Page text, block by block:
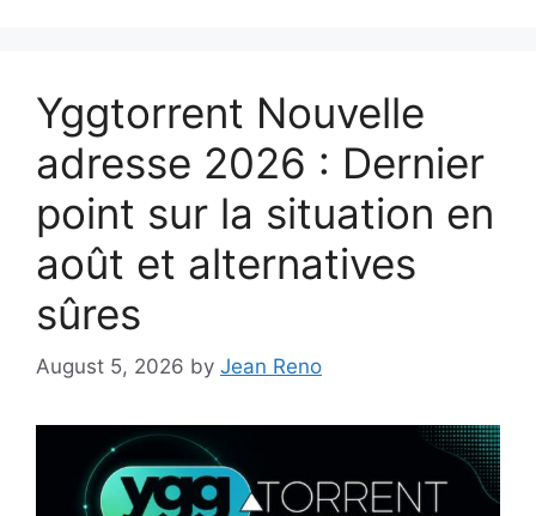
Yggtorrent Nouvelle
adresse 2026 : Dernier
point sur la situation en
août et alternatives
sûres
August 5, 2026 by Jean Reno